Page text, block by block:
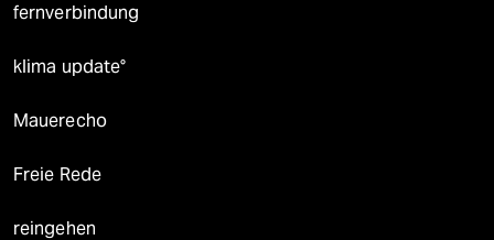
fernverbindung
klima update°
Mauerecho
Freie Rede
reingehen